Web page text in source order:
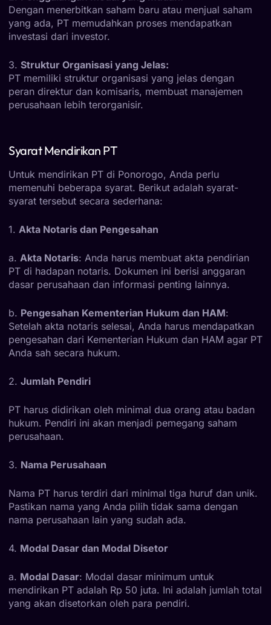
Dengan menerbitkan saham baru atau menjual saham
yang ada, PT memudahkan proses mendapatkan
investasi dari investor.
3. Struktur Organisasi yang Jelas:
PT memiliki struktur organisasi yang jelas dengan
peran direktur dan komisaris, membuat manajemen
perusahaan lebih terorganisir.
Syarat Mendirikan PT
Untuk mendirikan PT di Ponorogo, Anda perlu
memenuhi beberapa syarat. Berikut adalah syarat-
syarat tersebut secara sederhana:
1. Akta Notaris dan Pengesahan
a. Akta Notaris: Anda harus membuat akta pendirian
PT di hadapan notaris. Dokumen ini berisi anggaran
dasar perusahaan dan informasi penting lainnya.
b. Pengesahan Kementerian Hukum dan HAM:
Setelah akta notaris selesai, Anda harus mendapatkan
pengesahan dari Kementerian Hukum dan HAM agar PT
Anda sah secara hukum.
2. Jumlah Pendiri
PT harus didirikan oleh minimal dua orang atau badan
hukum. Pendiri ini akan menjadi pemegang saham
perusahaan.
3. Nama Perusahaan
Nama PT harus terdiri dari minimal tiga huruf dan unik.
Pastikan nama yang Anda pilih tidak sama dengan
nama perusahaan lain yang sudah ada.
4. Modal Dasar dan Modal Disetor
a. Modal Dasar: Modal dasar minimum untuk
mendirikan PT adalah Rp 50 juta. Ini adalah jumlah total
yang akan disetorkan oleh para pendiri.